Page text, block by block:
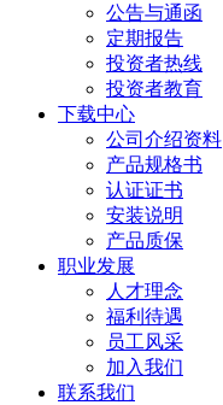
公告与通函
定期报告
投资者热线
投资者教育
下载中心
公司介绍资料
产品规格书
认证证书
安装说明
产品质保
职业发展
人才理念
福利待遇
员工风采
加入我们
联系我们